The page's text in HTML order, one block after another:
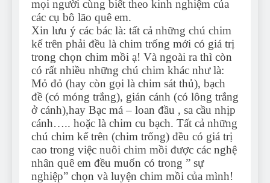
mọi người cùng biết theo kinh nghiệm của
các cụ bô lão quê em.
Xin lưu ý các bác là: tất cả những chú chim
kể trên phải đều là chim trống mới có giá trị
trong chọn chim mồi ạ! Và ngoài ra thì còn
có rất nhiều những chú chim khác như là:
Mỏ đỏ (hay còn gọi là chim sát thủ), bạch
đề (có móng trắng), gián cánh (có lông trắng
ở cánh),hay Bạc má – loan đầu , sa cầu nhịp
cánh….. hoặc là chim cu bạch. Tất cả những
chú chim kể trên (chim trống) đều có giá trị
cao trong việc nuôi chim mồi được các nghệ
nhân quê em đều muốn có trong ” sự
nghiệp” chọn và luyện chim mồi của mình!